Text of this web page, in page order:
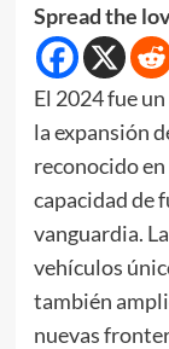
Spread the
El 2024 fue
la expansión
reconocido
capacidad de
vanguardia.
vehículos
también
nuevas